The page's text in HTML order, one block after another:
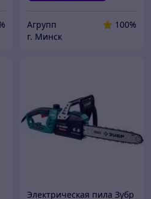
Агрупп
100%
г. Минск
Электрическая пила Зубр